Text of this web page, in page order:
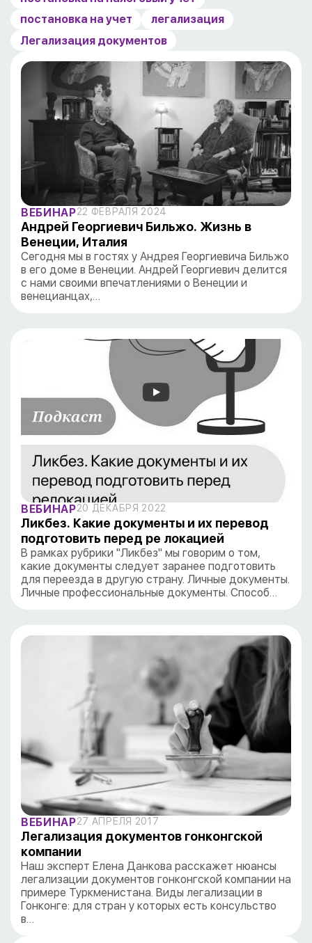
постановка на учет
легализация
Легализация документов
ВЕБИНАР22 ФЕВРАЛЯ 2024
Андрей Георгиевич Бильжо. Жизнь в
Венеции, Италия
Сегодня мы в гостях у Андрея Георгиевича Бильжо
в его доме в Венеции. Андрей Георгиевич делится
с нами своими впечатлениями о Венеции и
венецианцах,…
ВЕБИНАР20 ДЕКАБРЯ 2022
Ликбез. Какие документы и их перевод
подготовить перед ре локацией
В рамках рубрики "Ликбез" мы говорим о том,
какие документы следует заранее подготовить
для переезда в другую страну. Личные документы.
Личные профессиональные документы. Способ…
ВЕБИНАР27 АПРЕЛЯ 2017
Легализация документов гонконгской
компании
Наш эксперт Елена Данкова расскажет нюансы
легализации документов гонконгской компании на
примере Туркменистана. Виды легализации в
Гонконге: для стран у которых есть консульство
в…